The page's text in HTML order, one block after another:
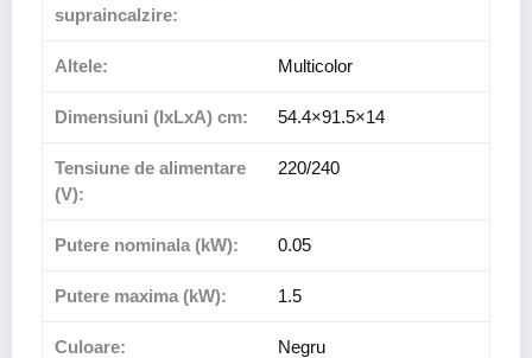
supraincalzire:
Altele: Multicolor
Dimensiuni (IxLxA) cm: 54.4×91.5×14
Tensiune de alimentare
(V):
220/240
Putere nominala (kW): 0.05
Putere maxima (kW): 1.5
Culoare: Negru